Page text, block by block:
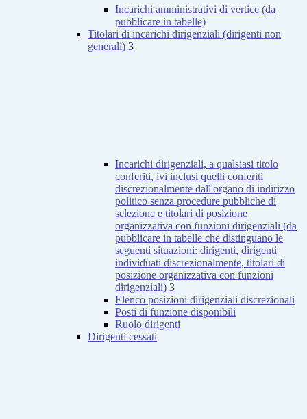
Incarichi amministrativi di vertice (da
pubblicare in tabelle)
Titolari di incarichi dirigenziali (dirigenti non
generali) 3
Incarichi dirigenziali, a qualsiasi titolo
conferiti, ivi inclusi quelli conferiti
discrezionalmente dall'organo di indirizzo
politico senza procedure pubbliche di
selezione e titolari di posizione
organizzativa con funzioni dirigenziali (da
pubblicare in tabelle che distinguano le
seguenti situazioni: dirigenti, dirigenti
individuati discrezionalmente, titolari di
posizione organizzativa con funzioni
dirigenziali) 3
Elenco posizioni dirigenziali discrezionali
Posti di funzione disponibili
Ruolo dirigenti
Dirigenti cessati